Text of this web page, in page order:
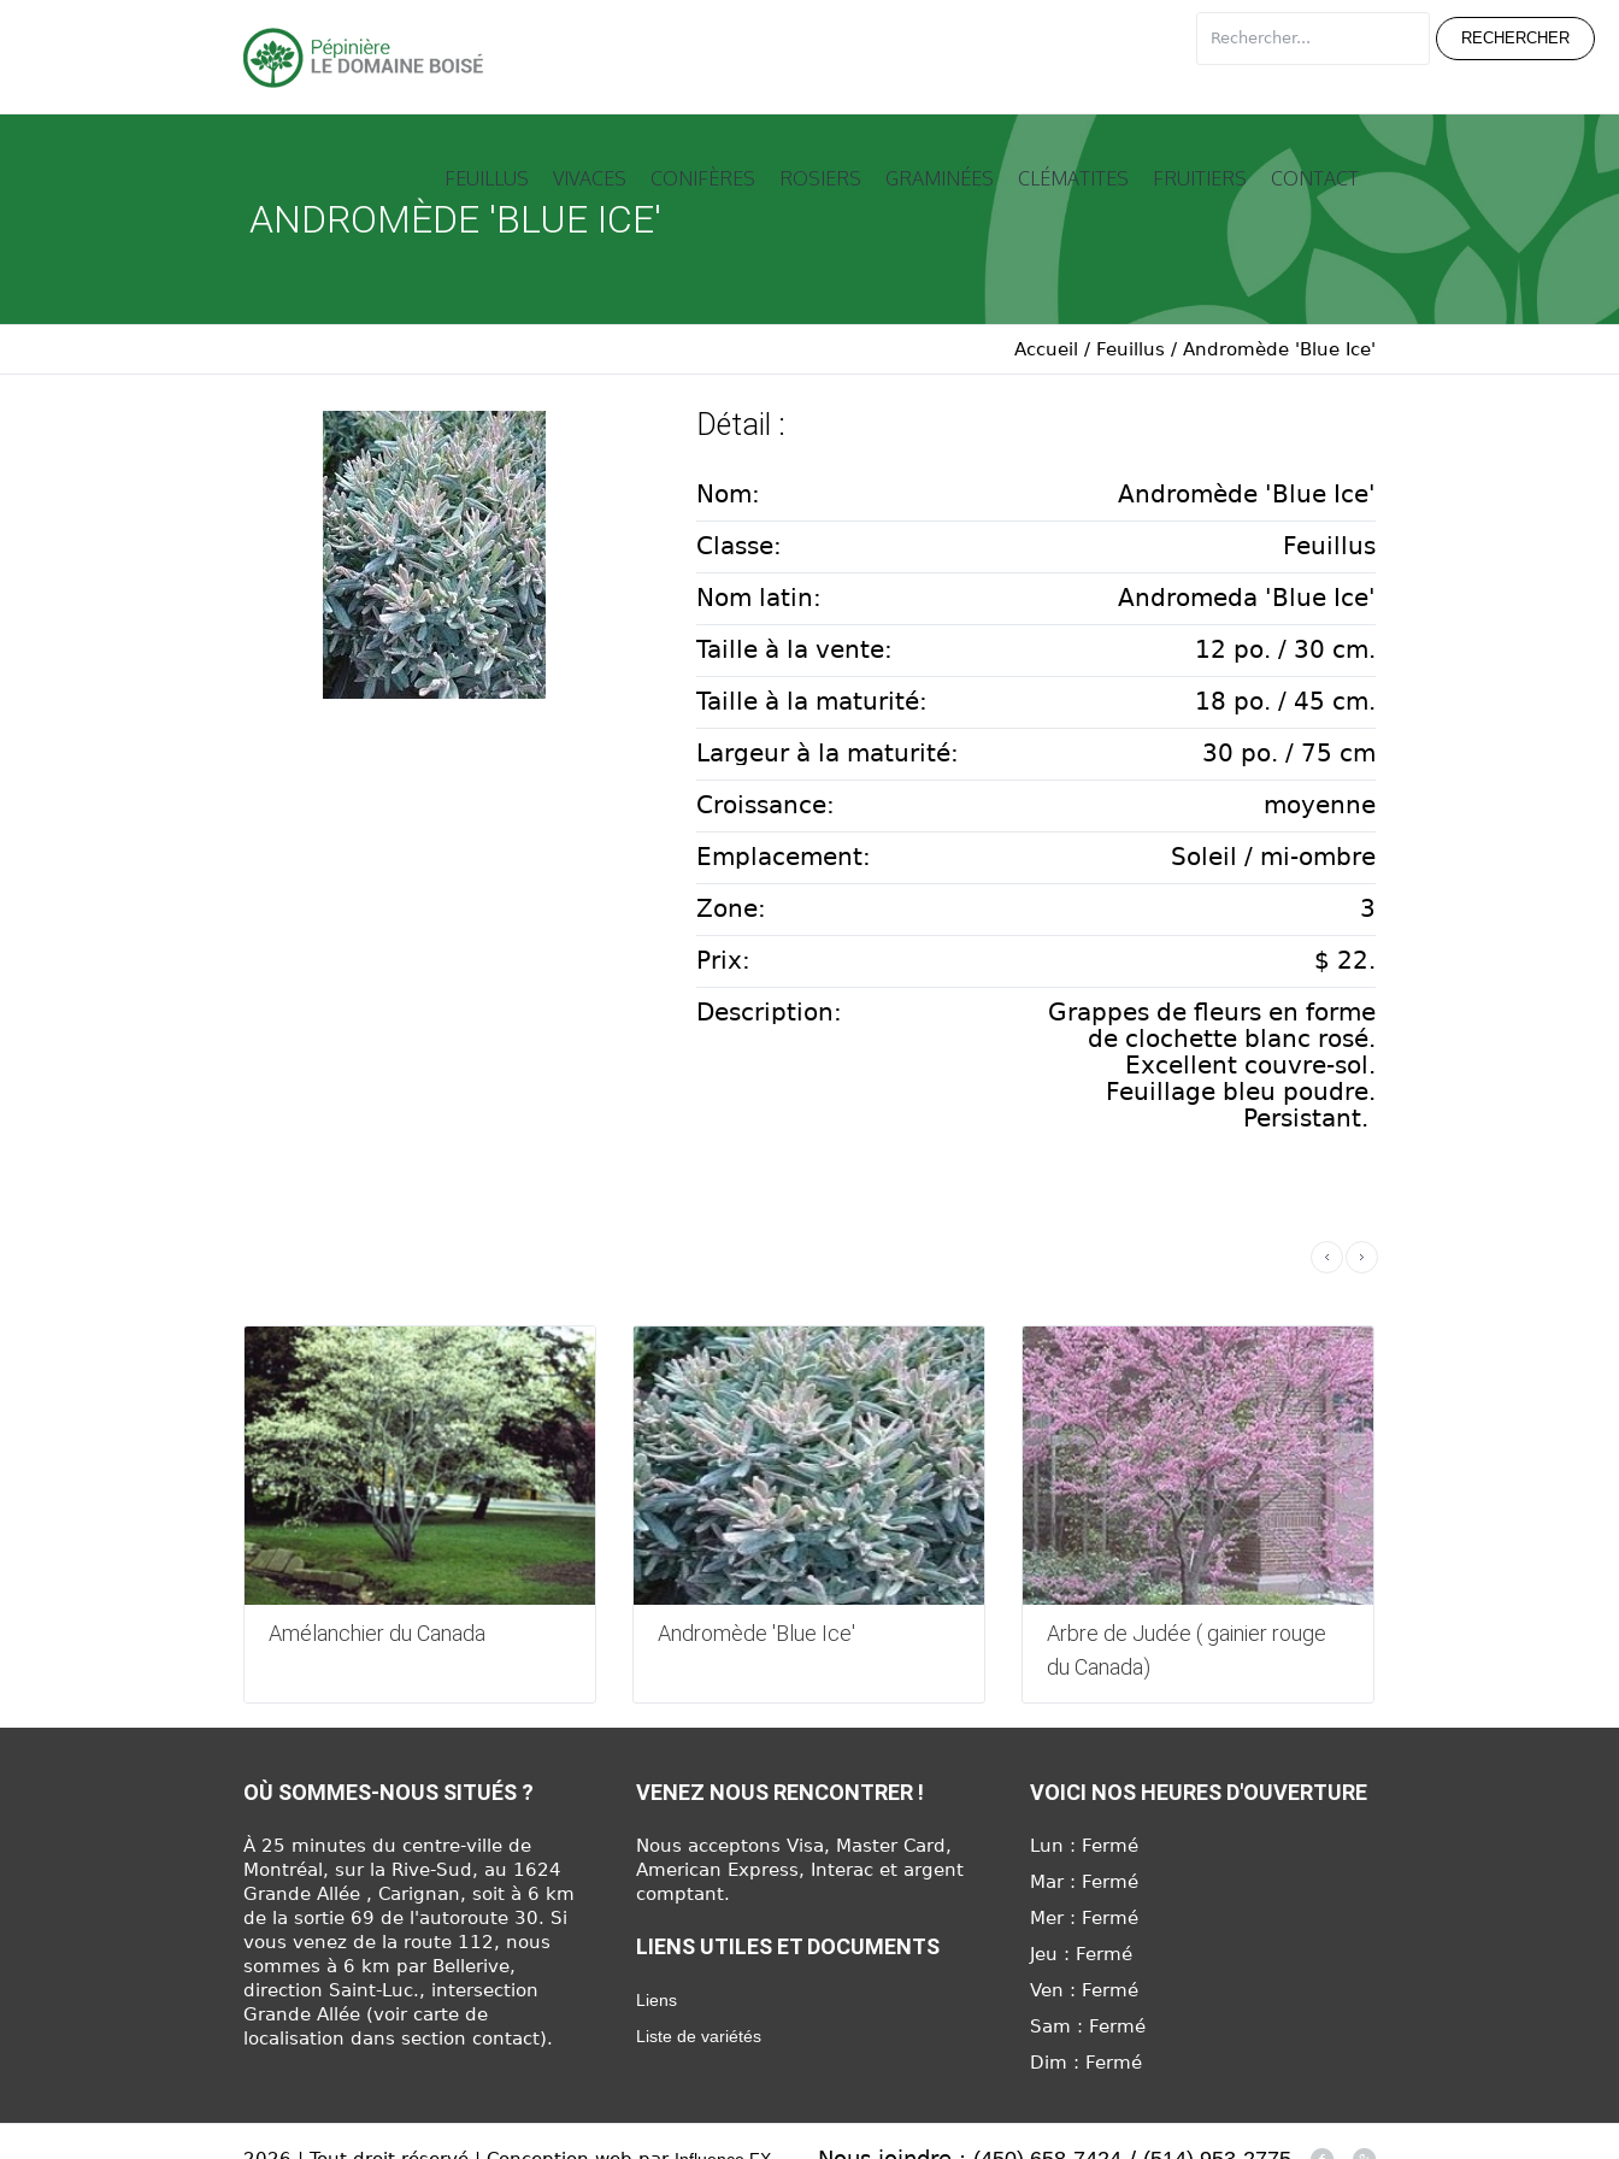
FEUILLUS VIVACES CONIFÈRES ROSIERS GRAMINÉES CLÉMATITES FRUITIERS CONTACT
ANDROMÈDE 'BLUE ICE'
Accueil / Feuillus / Andromède 'Blue Ice'
Détail :
Nom:
Andromède 'Blue Ice'
Classe:
Feuillus
Nom latin:
Andromeda 'Blue Ice'
Taille à la vente:
12 po. / 30 cm.
Taille à la maturité:
18 po. / 45 cm.
Largeur à la maturité:
30 po. / 75 cm
Croissance:
moyenne
Emplacement:
Soleil / mi-ombre
Zone:
3
Prix:
$ 22.
Description:
Grappes de fleurs en forme
de clochette blanc rosé.
Excellent couvre-sol.
Feuillage bleu poudre.
Persistant.
Amélanchier du Canada Andromède 'Blue Ice'
Arbre de Judée ( gainier rouge
du Canada)
OÙ SOMMES-NOUS SITUÉS ?
À 25 minutes du centre-ville de
Montréal, sur la Rive-Sud, au 1624
Grande Allée , Carignan, soit à 6 km
de la sortie 69 de l'autoroute 30. Si
vous venez de la route 112, nous
sommes à 6 km par Bellerive,
direction Saint-Luc., intersection
Grande Allée (voir carte de
localisation dans section contact).
VENEZ NOUS RENCONTRER !
Nous acceptons Visa, Master Card,
American Express, Interac et argent
comptant.
LIENS UTILES ET DOCUMENTS
Liens
Liste de variétés
VOICI NOS HEURES D'OUVERTURE
Lun : Fermé
Mar : Fermé
Mer : Fermé
Jeu : Fermé
Ven : Fermé
Sam : Fermé
Dim : Fermé